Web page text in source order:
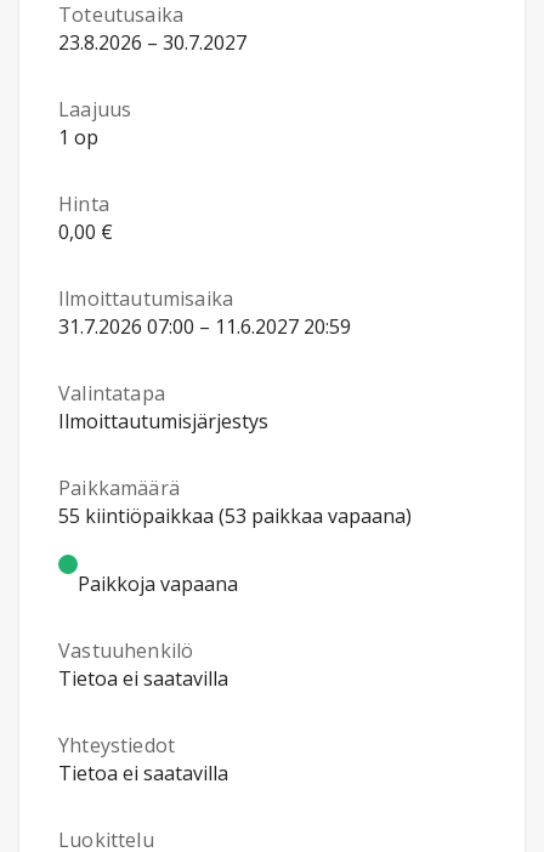
Toteutusaika
23.8.2026 – 30.7.2027
Laajuus
1 op
Hinta
0,00 €
Ilmoittautumisaika
31.7.2026 07:00 – 11.6.2027 20:59
Valintatapa
Ilmoittautumisjärjestys
Paikkamäärä
55 kiintiöpaikkaa (53 paikkaa vapaana)
Paikkoja vapaana
Vastuuhenkilö
Tietoa ei saatavilla
Yhteystiedot
Tietoa ei saatavilla
Luokittelu